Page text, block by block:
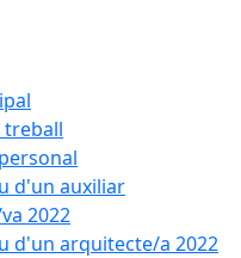
treball
d'un auxiliar
2022
d'un arquitecte/a 2022